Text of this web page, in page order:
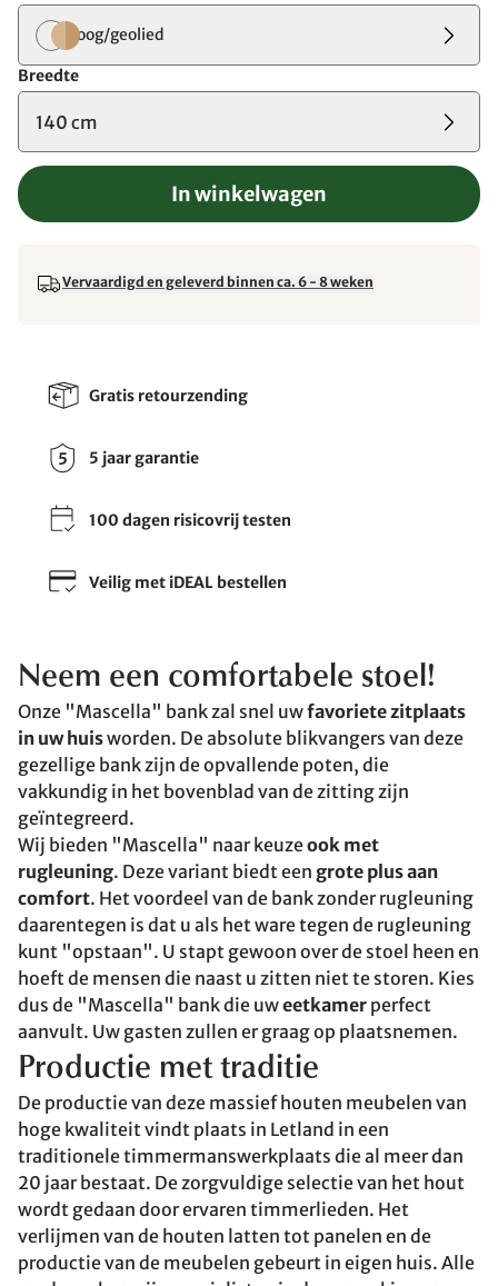
loog/geolied
Breedte
140 cm
In winkelwagen
Vervaardigd en geleverd binnen ca. 6 - 8 weken
Gratis retourzending
5 jaar garantie
100 dagen risicovrij testen
Veilig met iDEAL bestellen
Neem een comfortabele stoel!
Onze "Mascella" bank zal snel uwfavoriete zitplaats
in uw huisworden. De absolute blikvangers van deze
gezellige bank zijn de opvallende poten, die
vakkundig in het bovenblad van de zitting zijn
geïntegreerd.
Wij bieden "Mascella" naar keuzeook met
rugleuning. Deze variant biedt een grote plus aan
comfort. Het voordeel van de bank zonder rugleuning
daarentegen is dat u als het ware tegen de rugleuning
kunt "opstaan". U stapt gewoon over de stoel heen en
hoeft de mensen die naast u zitten niet te storen. Kies
dus de "Mascella" bank die uweetkamer perfect
aanvult. Uw gasten zullen er graag op plaatsnemen.
Productie met traditie
De productie van deze massief houten meubelen van
hoge kwaliteit vindt plaats in Letland in een
traditionele timmermanswerkplaats die al meer dan
20 jaar bestaat. De zorgvuldige selectie van het hout
wordt gedaan door ervaren timmerlieden. Het
verlijmen van de houten latten tot panelen en de
productie van de meubelen gebeurt in eigen huis. Alle